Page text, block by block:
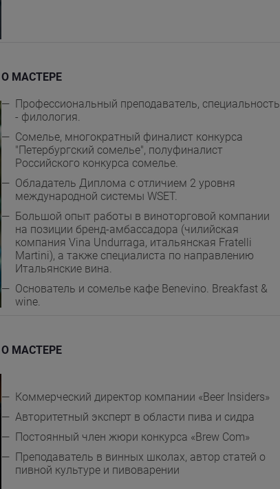
О МАСТЕРЕ
Профессиональный преподаватель, специальность
- филология.
Сомелье, многократный финалист конкурса
"Петербургский сомелье", полуфиналист
Российского конкурса сомелье.
Обладатель Диплома с отличием 2 уровня
международной системы WSET.
Большой опыт работы в виноторговой компании
на позиции бренд-амбассадора (чилийская
компания Vina Undurraga, итальянская Fratelli
Martini), а также специалиста по направлению
Итальянские вина.
Основатель и сомелье кафе Benevino. Breakfast &
wine.
О МАСТЕРЕ
Коммерческий директор компании «Beer Insiders»
Авторитетный эксперт в области пива и сидра
Постоянный член жюри конкурса «Brew Com»
Преподаватель в винных школах, автор статей о
пивной культуре и пивоварении